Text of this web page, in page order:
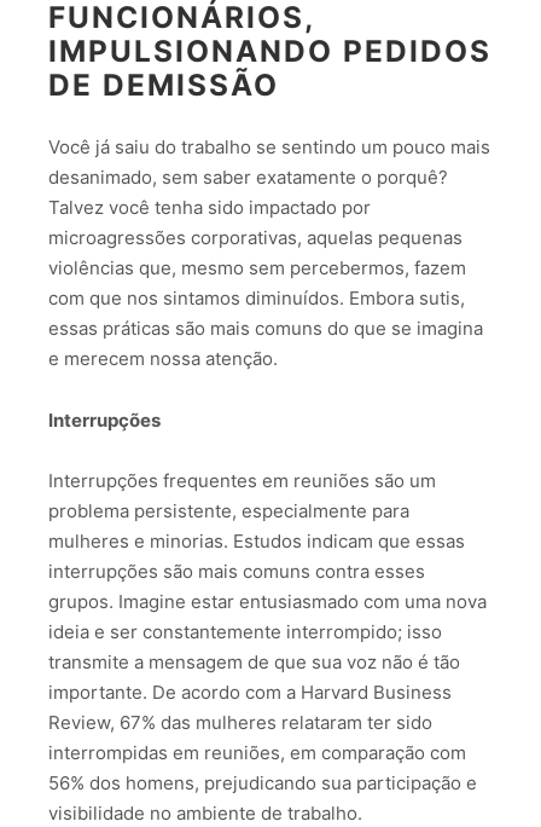
FUNCIONÁRIOS,
IMPULSIONANDO PEDIDOS
DE DEMISSÃO
Você já saiu do trabalho se sentindo um pouco mais
desanimado, sem saber exatamente o porquê?
Talvez você tenha sido impactado por
microagressões corporativas, aquelas pequenas
violências que, mesmo sem percebermos, fazem
com que nos sintamos diminuídos. Embora sutis,
essas práticas são mais comuns do que se imagina
e merecem nossa atenção.
Interrupções
Interrupções frequentes em reuniões são um
problema persistente, especialmente para
mulheres e minorias. Estudos indicam que essas
interrupções são mais comuns contra esses
grupos. Imagine estar entusiasmado com uma nova
ideia e ser constantemente interrompido; isso
transmite a mensagem de que sua voz não é tão
importante. De acordo com a Harvard Business
Review, 67% das mulheres relataram ter sido
interrompidas em reuniões, em comparação com
56% dos homens, prejudicando sua participação e
visibilidade no ambiente de trabalho.